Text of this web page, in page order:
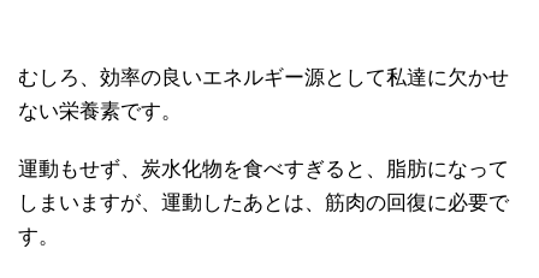
むしろ、効率の良いエネルギー源として私達に欠かせ
ない栄養素です。
運動もせず、炭水化物を食べすぎると、脂肪になって
しまいますが、運動したあとは、筋肉の回復に必要で
す。